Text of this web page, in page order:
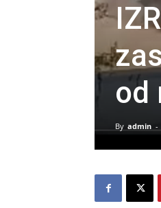
od
By admin -